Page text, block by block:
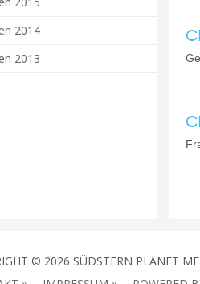
2014
2013
© 2026 SÜDSTERN PLANET